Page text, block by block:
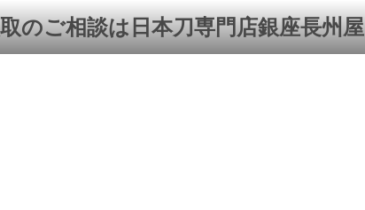
のご相談は日本刀専門店銀座⻑州屋